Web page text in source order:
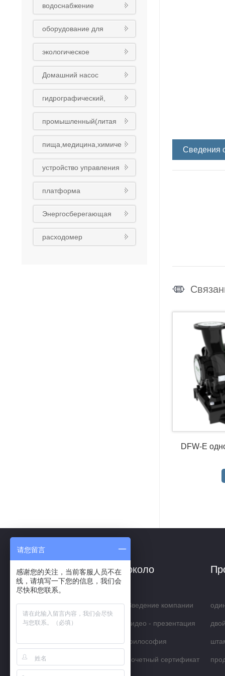
водоснабжение
оборудования
оборудование для
обработки сточных вод
экологическое
оборудование
Домашний насос
гидрографический,
муниципальный
(чугунный шариковый)
клапан
промышленный(литая
сталь)клапан
пища,медицина,химиче
ская промышленность
клапан
устройство управления
платформа
интеллигентного облака
Восточного насоса
Энергосберегающая
реконструкция
расходомер
Сведения
DFW-E
около
Введение компании
видео - презентация
философия
обслуживания
почетный сертификат
请您留言
感谢您的关注，当前客服人员不在
线，请填写一下您的信息，我们会
尽快和您联系。